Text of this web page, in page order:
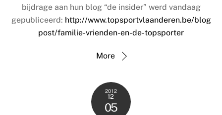
bijdrage aan hun blog “de insider” werd vandaag
gepubliceerd: http://www.topsportvlaanderen.be/blog
post/familie-vrienden-en-de-topsporter
More
2012
12
05